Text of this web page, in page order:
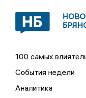
100 самых
События недели
Аналитика